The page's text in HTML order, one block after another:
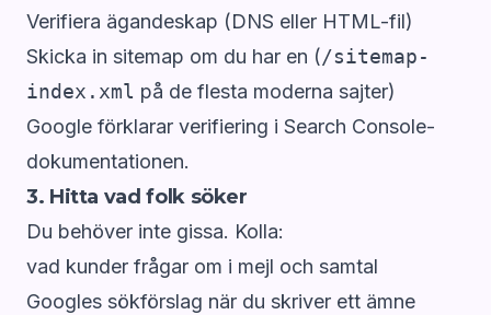
Verifiera ägandeskap (DNS eller HTML-fil)
Skicka in sitemap om du har en (/sitemap-
index.xml på de flesta moderna sajter)
Google förklarar verifiering i Search Console-
dokumentationen.
3. Hitta vad folk söker
Du behöver inte gissa. Kolla:
vad kunder frågar om i mejl och samtal
Googles sökförslag när du skriver ett ämne